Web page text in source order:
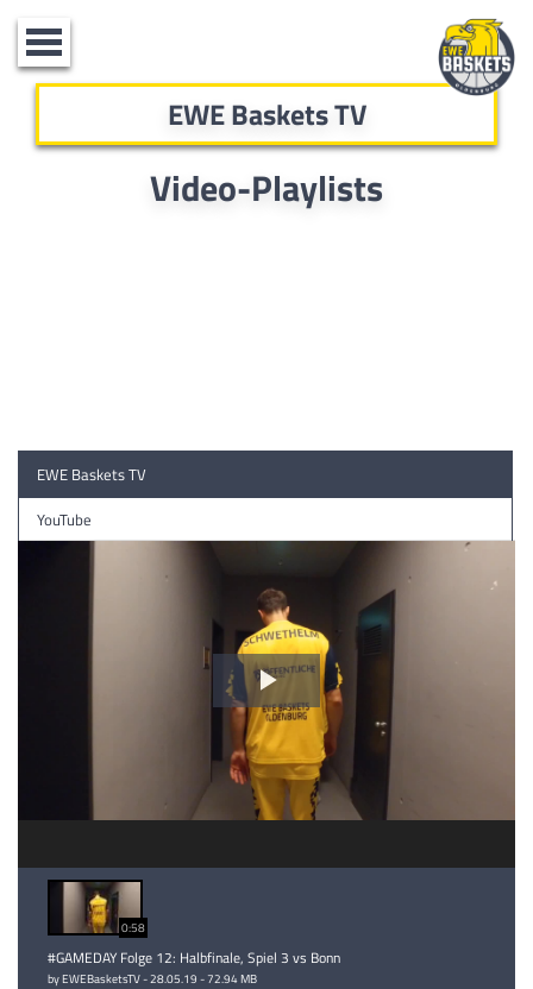
Toggle
navigation
EWE Baskets TV
Video-Playlists
EWE Baskets TV
YouTube
Video
abspielen
0:58
#GAMEDAY Folge 12: Halbfinale, Spiel 3 vs Bonn
by EWEBasketsTV - 28.05.19 - 72.94 MB